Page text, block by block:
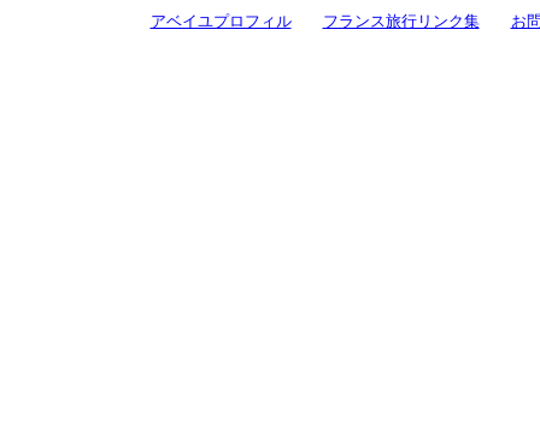
アベイユプロフィル フランス旅行リンク集 お